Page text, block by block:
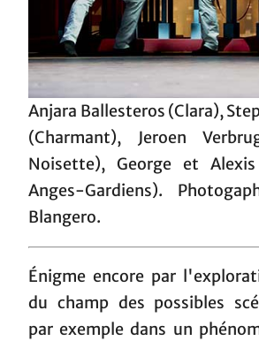
Anjara Ballesteros (Clara),
(Charmant), Jeroen
Noisette), George et
Anges-Gardiens).
Blangero.
Énigme encore par
du champ des possibles
par exemple dans un